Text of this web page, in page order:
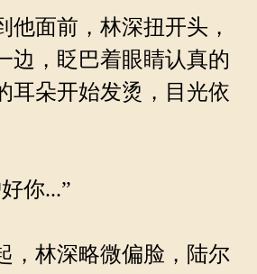
面前，林深扭开头，
边，眨巴着眼睛认真的
耳朵开始发烫，目光依
你...”
林深略微偏脸，陆尔